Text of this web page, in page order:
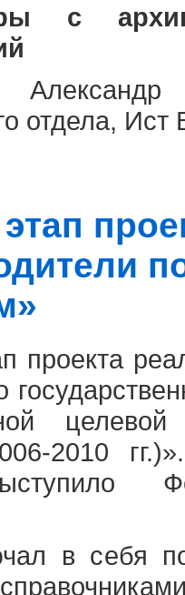
с
Александр
отдела,
проекта
2010
в себя